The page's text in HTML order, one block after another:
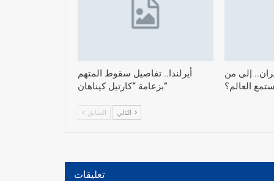
أيرلندا.. تفاصيل سقوط المتهم
بزعامة “كارتيل كيناهان”
إلى من
العالم؟
السابق
تعليقات